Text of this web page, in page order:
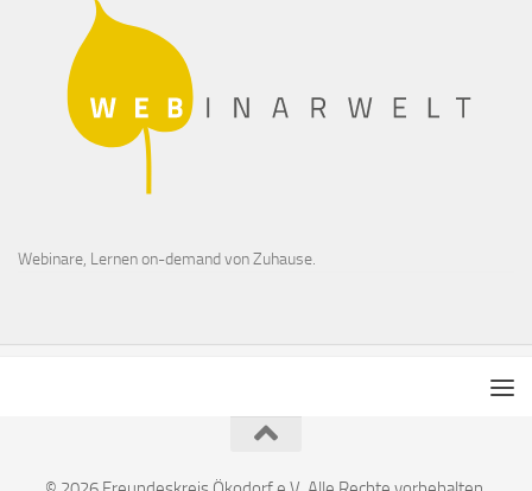
Webinare, Lernen on-demand von Zuhause.